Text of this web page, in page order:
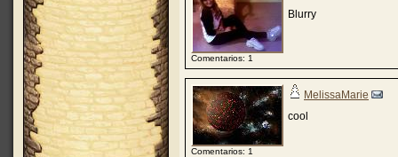
Comentarios: 1
Blurry
Comentarios: 1
MelissaMarie
cool